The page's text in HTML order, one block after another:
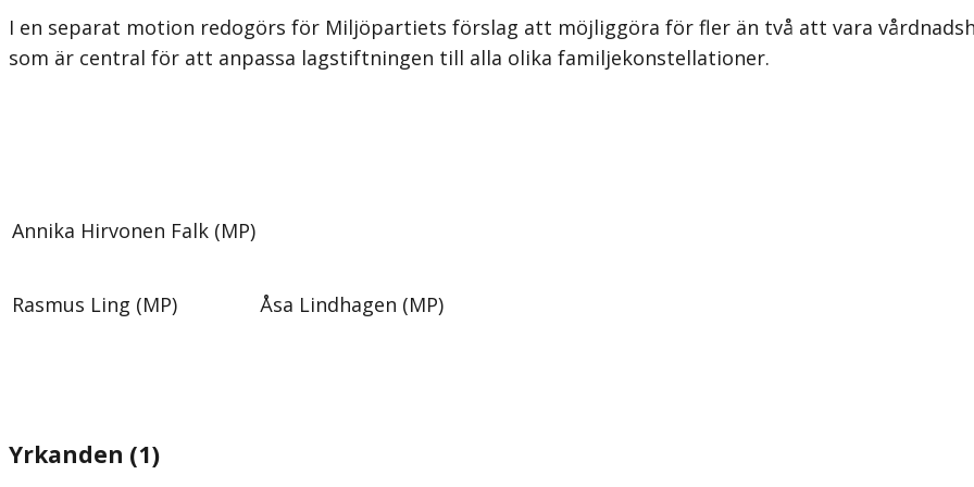
I en separat motion redogörs för Miljöpartiets förslag att möjliggöra för fler än två att vara
som är central för att anpassa lagstiftningen till alla olika familjekonstellationer.
Annika Hirvonen Falk (MP)
Rasmus Ling (MP) Åsa Lindhagen (MP)
Yrkanden (1)